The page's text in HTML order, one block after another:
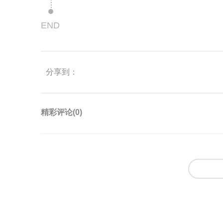
END
分享到：
精彩评论(0)